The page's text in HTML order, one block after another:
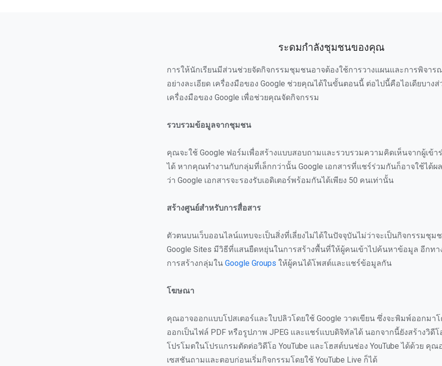
ระดมกำลังชุมชนของคุณ
การให้นักเรียนมีส่วนช่วยจัดกิจกรรมชุมชนอาจต้องใช้การวางแผนและการพิจาร
อย่างละเอียด เครื่องมือของ Google ช่วยคุณได้ในขั้นตอนนี้ ต่อไปนี้คือไอเดียบาง
เครื่องมือของ Google เพื่อช่วยคุณจัดกิจกรรม
รวบรวมข้อมูลจากชุมชน
คุณจะใช้ Google ฟอร์มเพื่อสร้างแบบสอบถามและรวบรวมความคิดเห็นจากผู้เข้
ได้ หากคุณทำงานกับกลุ่มที่เล็กกว่านั้น Google เอกสารที่แชร์ร่วมกันก็อาจใช้ได้ผ
ว่า Google เอกสารจะรองรับเอดิเตอร์พร้อมกันได้เพียง 50 คนเท่านั้น
สร้างศูนย์สำหรับการสื่อสาร
ตัวตนบนเว็บออนไลน์แทบจะเป็นสิ่งที่เลี่ยงไม่ได้ในปัจจุบันไม่ว่าจะเป็นกิจกรรมชุม
Google Sites มีวิธีที่แสนยืดหยุ่นในการสร้างพื้นที่ให้ผู้คนเข้าไปค้นหาข้อมูล อีกทา
การสร้างกลุ่มใน Google Groups ให้ผู้คนได้โพสต์และแชร์ข้อมูลกัน
โฆษณา
คุณอาจออกแบบโปสเตอร์และใบปลิวโดยใช้ Google วาดเขียน ซึ่งจะพิมพ์ออกมา
ออกเป็นไฟล์ PDF หรือรูปภาพ JPEG และแชร์แบบดิจิทัลได้ นอกจากนี้ยังสร้างวิดี
โปรโมตในโปรแกรมตัดต่อวิดีโอ YouTube และโฮสต์บนช่อง YouTube ได้ด้วย คุณ
เซสชันถามและตอบก่อนเริ่มกิจกรรมโดยใช้ YouTube Live ก็ได้